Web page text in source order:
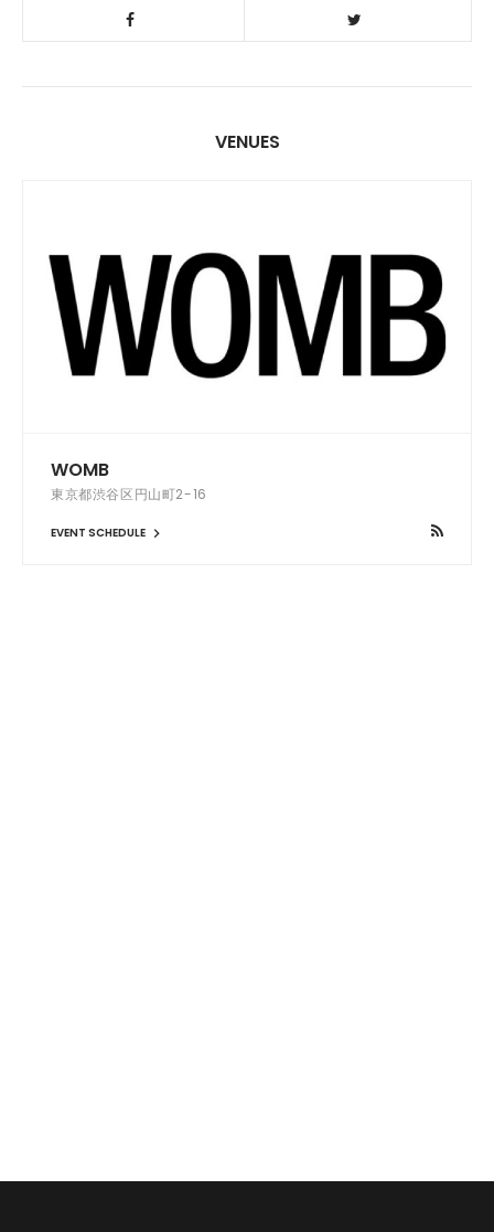
VENUES
WOMB
東京都渋谷区円山町2-16
EVENT SCHEDULE